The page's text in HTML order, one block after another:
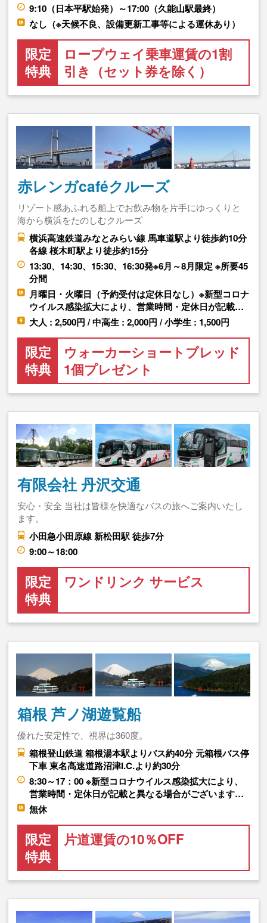
9:10（日本平駅始発）～17:00（久能山駅最終）
なし（※天候不良、設備更新工事等による運休あり）
限定
特典
ロープウェイ乗車運賃の1割
引き（セット券を除く）
赤レンガcaféクルーズ
リゾート感あふれる船上でお飲み物を片手にゆっくりと
海から横浜をたのしむクルーズ
横浜高速鉄道みなとみらい線 馬車道駅より徒歩約10分
各線 桜木町駅より徒歩約15分
13:30、14:30、15:30、16:30発※6月～8月限定 ※所要45
分間
月曜日・火曜日（予約受付は定休日なし）※新型コロナ
ウイルス感染拡大により、営業時間・定休日が記載…
大人 : 2,500円 / 中高生 : 2,000円 / 小学生 : 1,500円
限定
特典
ウォーカーショートブレッド
1個プレゼント
有限会社 丹沢交通
安心・安全 当社は皆様を快適なバスの旅へご案内いたし
ます。
小田急小田原線 新松田駅 徒歩7分
9:00～18:00
限定
特典
ワンドリンク サービス
箱根 芦ノ湖遊覧船
優れた安定性で、視界は360度。
箱根登山鉄道 箱根湯本駅よりバス約40分 元箱根バス停
下車 東名高速道路沼津I.C.より約30分
8:30～17：00 ※新型コロナウイルス感染拡大により、
営業時間・定休日が記載と異なる場合がございます…
無休
限定
特典
片道運賃の10％OFF